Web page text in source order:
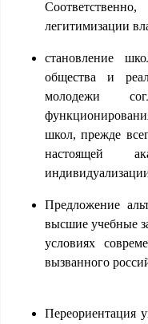
легитимизации
становление
общества и
молодежи
школ, прежде
настоящей
Предложение
высшие учебные
условиях
вызванного
Переориентация